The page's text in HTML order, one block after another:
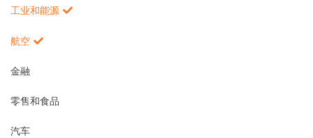
工业和能源
航空
金融
零售和食品
汽车